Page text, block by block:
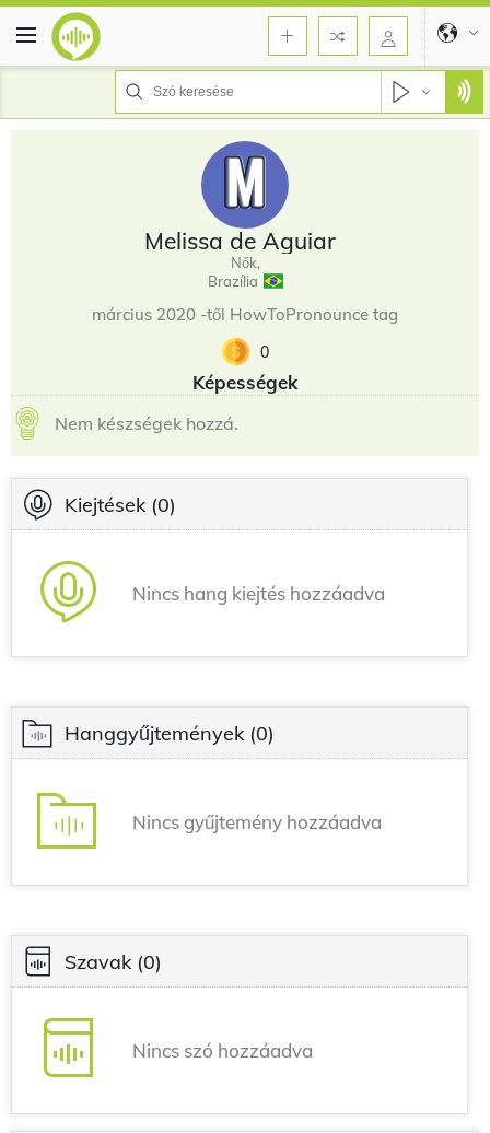
Melissa de Aguiar
Nők,
Brazília
március 2020 -től HowToPronounce tag
0
Képességek
Nem készségek hozzá.
Kiejtések (0)
Nincs hang kiejtés hozzáadva
Hanggyűjtemények (0)
Nincs gyűjtemény hozzáadva
Szavak (0)
Nincs szó hozzáadva